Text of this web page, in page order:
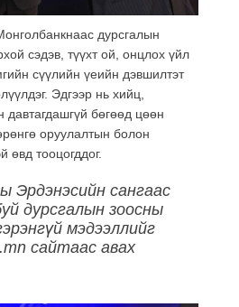
дурсгалын
сэдэв, түүхт ой, онцлох үйл
сүүлийн үеийн дэвшилтэт
Эдгээр нь хийц,
давтагдашгүй бөгөөд цөөн
оруулалтын болон
өвд тооцогддог.
Эрдэнэсийн сангаас
дурсгалын зоосны
мэдээллийг
сайтаас авах